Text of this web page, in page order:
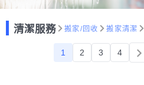
清潔服務 搬家/回收 搬家清潔
1 2 3 4